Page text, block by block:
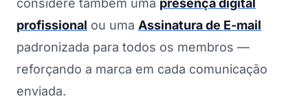
considere também uma presença digital
profissional ou uma Assinatura de E-mail
padronizada para todos os membros —
reforçando a marca em cada comunicação
enviada.